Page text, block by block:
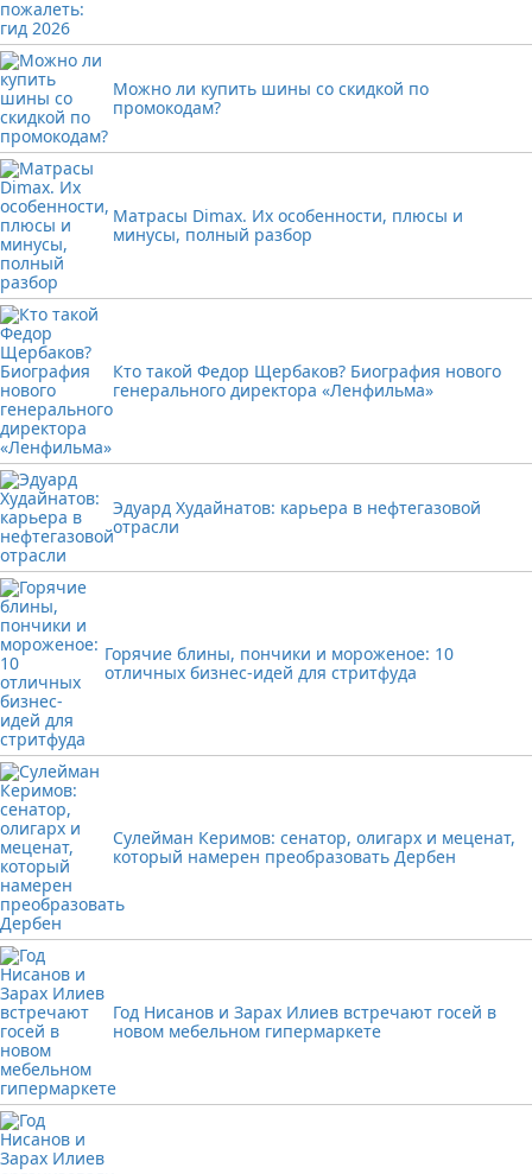
Можно ли купить шины со скидкой по
промокодам?
Матрасы Dimax. Их особенности, плюсы и
минусы, полный разбор
Кто такой Федор Щербаков? Биография нового
генерального директора «Ленфильма»
Эдуард Худайнатов: карьера в нефтегазовой
отрасли
Горячие блины, пончики и мороженое: 10
отличных бизнес-идей для стритфуда
Сулейман Керимов: сенатор, олигарх и меценат,
который намерен преобразовать Дербен
Год Нисанов и Зарах Илиев встречают госей в
новом мебельном гипермаркете